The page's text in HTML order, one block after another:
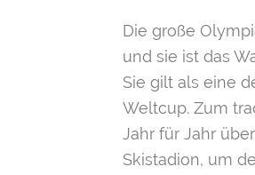
Die große
und sie ist das
Sie gilt als eine
Weltcup. Zum
Jahr für Jahr
Skistadion, um